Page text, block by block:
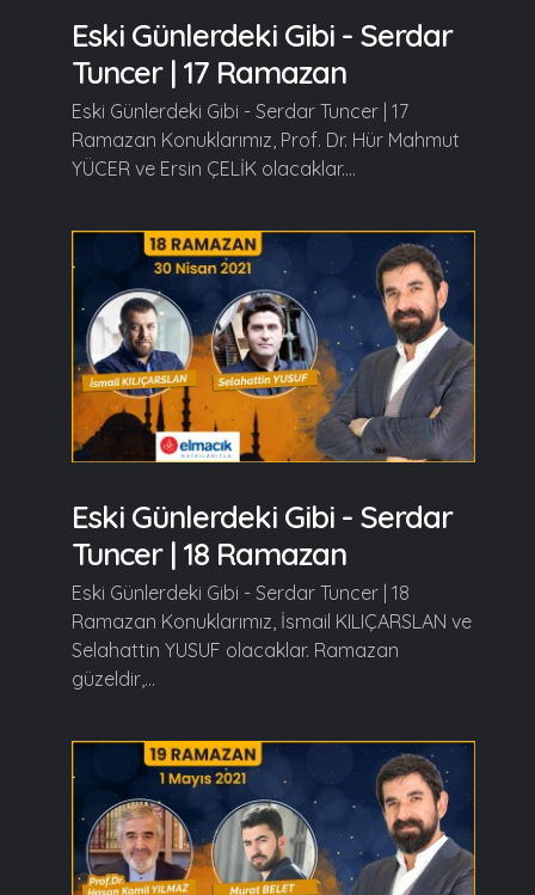
Eski Günlerdeki Gibi - Serdar
Tuncer | 17 Ramazan
Eski Günlerdeki Gibi - Serdar Tuncer | 17
Ramazan Konuklarımız, Prof. Dr. Hür Mahmut
YÜCER ve Ersin ÇELİK olacaklar....
Eski Günlerdeki Gibi - Serdar
Tuncer | 18 Ramazan
Eski Günlerdeki Gibi - Serdar Tuncer | 18
Ramazan Konuklarımız, İsmail KILIÇARSLAN ve
Selahattin YUSUF olacaklar. Ramazan
güzeldir,...